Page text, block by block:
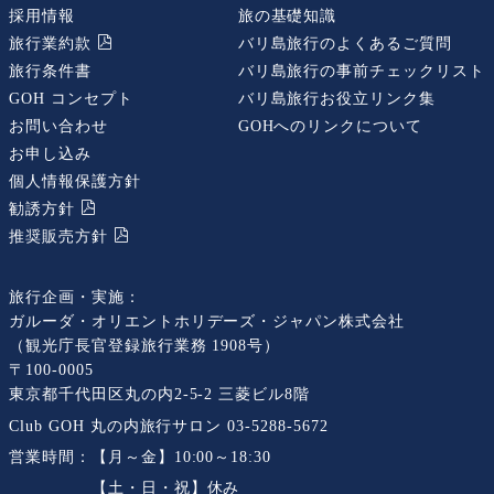
採用情報
旅行業約款
旅行条件書
GOH コンセプト
お問い合わせ
お申し込み
個人情報保護方針
勧誘⽅針
推奨販売⽅針
旅の基礎知識
バリ島旅行のよくあるご質問
バリ島旅行の事前チェックリスト
バリ島旅行お役立リンク集
GOHへのリンクについて
旅行企画・実施：
ガルーダ・オリエントホリデーズ・ジャパン株式会社
（観光庁長官登録旅行業務 1908号）
〒100-0005
東京都千代田区丸の内2-5-2 三菱ビル8階
Club GOH 丸の内旅行サロン 03-5288-5672
営業時間：
【月～金】10:00～18:30
【土・日・祝】休み